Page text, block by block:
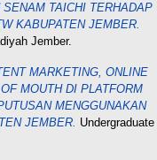
SENAM TAICHI TERHADAP
KABUPATEN JEMBER.
Jember.
MARKETING, ONLINE
MOUTH DI PLATFORM
MENGGUNAKAN
JEMBER. Undergraduate